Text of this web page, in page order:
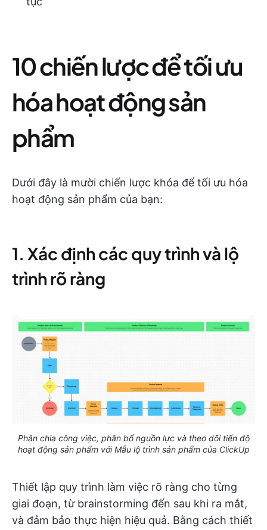
10 chiến lược để tối ưu
hóa hoạt động sản
phẩm
Dưới đây là mười chiến lược khóa để tối ưu hóa
hoạt động sản phẩm của bạn:
1. Xác định các quy trình và lộ
trình rõ ràng
Phân chia công việc, phân bổ nguồn lực và theo dõi tiến độ
hoạt động sản phẩm với Mẫu lộ trình sản phẩm của ClickUp
Thiết lập quy trình làm việc rõ ràng cho từng
giai đoạn, từ brainstorming đến sau khi ra mắt,
và đảm bảo thực hiện hiệu quả. Bằng cách thiết